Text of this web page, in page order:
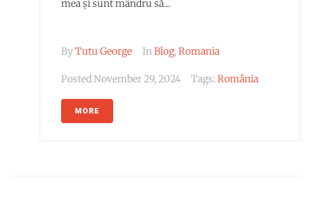
mea și sunt mândru să...
ByTutu George InBlog,Romania
PostedNovember 29, 2024 Tags:România
MORE